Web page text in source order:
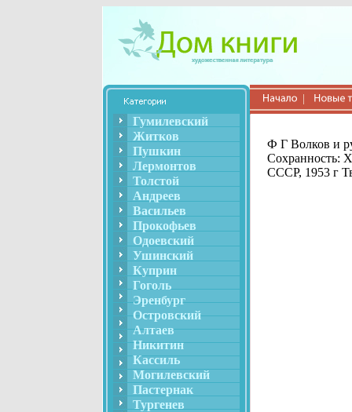
Гумилевский
Житков
Пушкин
Лермонтов
Толстой
Андреев
Васильев
Прокофьев
Одоевский
Ушинский
Куприн
Гоголь
Эренбург
Островский
Алтаев
Никитин
Кассиль
Могилевский
Пастернак
Тургенев
Ф Г Волков и
Сохранность:
СССР, 1953 г